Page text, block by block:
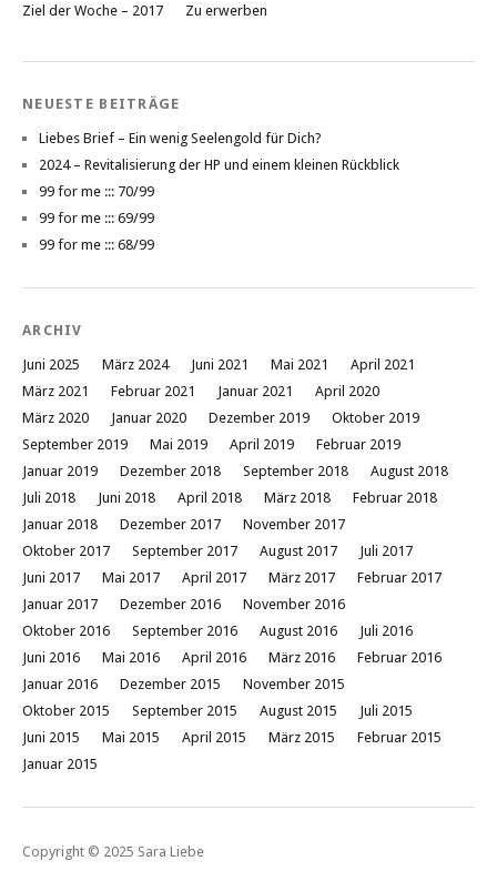
Ziel der Woche – 2017
Zu erwerben
NEUESTE BEITRÄGE
Liebes Brief – Ein wenig Seelengold für Dich?
2024 – Revitalisierung der HP und einem kleinen Rückblick
99 for me ::: 70/99
99 for me ::: 69/99
99 for me ::: 68/99
ARCHIV
Juni 2025 März 2024 Juni 2021 Mai 2021
April 2021
März 2021
Februar 2021 Januar 2021
April 2020
März 2020
Januar 2020 Dezember 2019
Oktober 2019
September 2019
Mai 2019 April 2019
Februar 2019
Januar 2019
Dezember 2018 September 2018
August 2018
Juli 2018
Juni 2018 April 2018 März 2018
Februar 2018
Januar 2018
Dezember 2017
November 2017
Oktober 2017
September 2017 August 2017
Juli 2017
Juni 2017
Mai 2017 April 2017 März 2017
Februar 2017
Januar 2017
Dezember 2016
November 2016
Oktober 2016
September 2016 August 2016
Juli 2016
Juni 2016
Mai 2016 April 2016 März 2016
Februar 2016
Januar 2016
Dezember 2015
November 2015
Oktober 2015
September 2015 August 2015
Juli 2015
Juni 2015
Mai 2015 April 2015 März 2015
Februar 2015
Januar 2015
Copyright © 2025 Sara Liebe